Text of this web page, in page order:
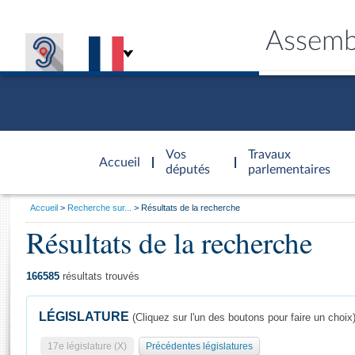
Accueil
d'accueil
Vos
députés
Travaux
parlementaires
Général
Vous
Accueil Recherche sur... Résultats de la recherche
Résultats de la recherche
166585 résultats trouvés
LÉGISLATURE (Cliquez sur l'un des boutons pour faire un choix)
17e législature (X) Précédentes législatures